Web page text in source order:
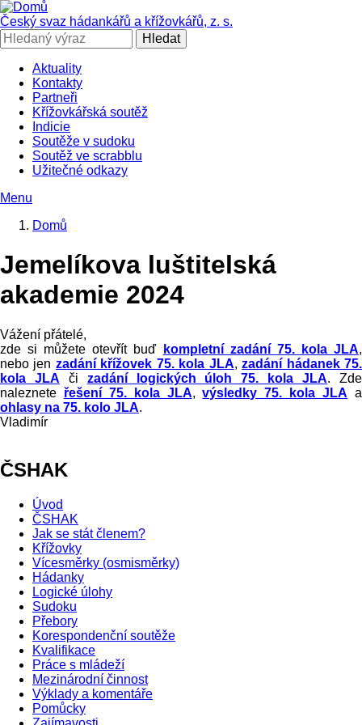
Přejít
k
hlavnímu
obsahu
Český svaz hádankářů a křížovkářů, z. s.
Hledat
SČHAK
Aktuality
Kontakty
Partneři
Křížovkářská soutěž
Indicie
Soutěže v sudoku
Soutěž ve scrabblu
Užitečné odkazy
Menu
navigace
Domů
Jemelíkova luštitelská
akademie 2024
Vážení přátelé,
zde si můžete otevřít buď
kompletní zadání 75. kola JLA,
nebo jen zadání křížovek 75. kola JLA,zadání hádanek 75.
kola JLA či zadání logických úloh 75. kola JLA.
Zde
naleznete řešení 75. kola JLA,výsledky 75. kola JLA a
ohlasy na 75. kolo JLA.
Vladimír
ČSHAK
Úvod
ČSHAK
Jak se stát členem?
Křížovky
Vícesměrky (osmisměrky)
Hádanky
Logické úlohy
Sudoku
Přebory
Korespondenční soutěže
Kvalifikace
Práce s mládeží
Mezinárodní činnost
Výklady a komentáře
Pomůcky